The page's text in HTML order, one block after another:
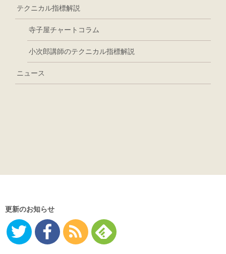
テクニカル指標解説
寺子屋チャートコラム
小次郎講師のテクニカル指標解説
ニュース
更新のお知らせ